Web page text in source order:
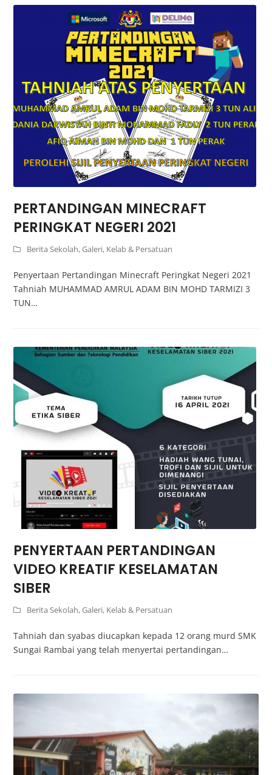
PERTANDINGAN MINECRAFT
PERINGKAT NEGERI 2021
Berita Sekolah,Galeri, Kelab & Persatuan
Penyertaan Pertandingan Minecraft Peringkat Negeri 2021
Tahniah MUHAMMAD AMRUL ADAM BIN MOHD TARMIZI 3
TUN…
PENYERTAAN PERTANDINGAN
VIDEO KREATIF KESELAMATAN
SIBER
Berita Sekolah,Galeri, Kelab & Persatuan
Tahniah dan syabas diucapkan kepada 12 orang murd SMK
Sungai Rambai yang telah menyertai pertandingan…